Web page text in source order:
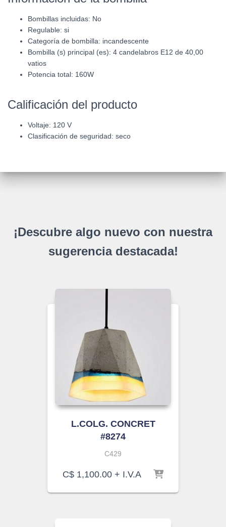
Bombillas incluidas: No
Regulable: si
Categoría de bombilla: incandescente
Bombilla (s) principal (es): 4 candelabros E12 de 40,00
vatios
Potencia total: 160W
Calificación del producto
Voltaje: 120 V
Clasificación de seguridad: seco
¡Descubre algo nuevo con nuestra
sugerencia destacada!
L.COLG. CONCRET
#8274
C429
C$ 1,100.00 + I.V.A